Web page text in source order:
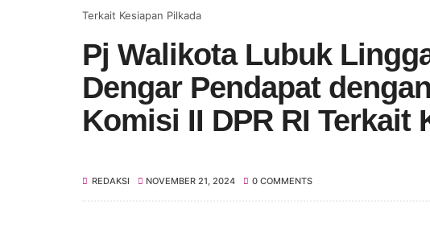
Terkait Kesiapan Pilkada
Pj Walikota Lubuk
Dengar Pendapat
Komisi II DPR RI Terkait
REDAKSI NOVEMBER 21, 2024 0 COMMENTS